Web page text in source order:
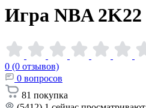
Игра NBA 2K22
0 (0 отзывов)
0 вопросов
81 покупка